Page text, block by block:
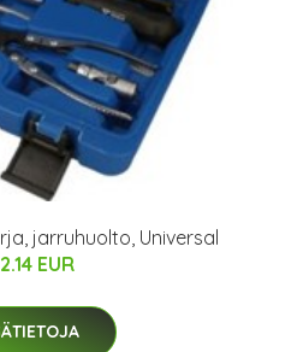
jarruhuolto, Universal
EUR